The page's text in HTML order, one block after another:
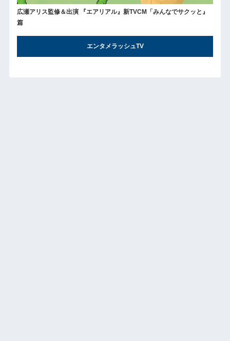
広瀬アリス監修＆出演 『エアリアル』新TVCM「みんなでサクッと』
篇
エンタメラッシュTV